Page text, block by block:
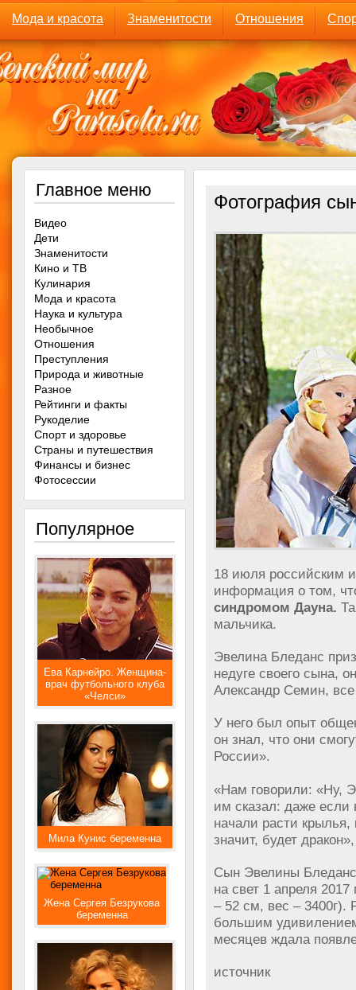
Мода и красота Знаменитости Отношения
Фотография
18 июля российским
информация о том,
синдромом Дауна.
мальчика.
Эвелина Бледанс
недуге своего сына,
Александр Семин,
У него был опыт
он знал, что они
России».
«Нам говорили: «Ну,
им сказал: даже если
начали расти
значит, будет
Сын Эвелины
на свет 1 апреля
– 52 см, вес – 3400г).
большим
месяцев ждала
источник
Главное меню
Видео
Дети
Знаменитости
Кино и ТВ
Кулинария
Мода и красота
Наука и культура
Необычное
Отношения
Преступления
Природа и животные
Разное
Рейтинги и факты
Рукоделие
Спорт и здоровье
Страны и путешествия
Финансы и бизнес
Фотосессии
Популярное
Ева Карнейро. Женщина-
врач футбольного клуба
«Челси»
Мила Кунис беременна
Жена Сергея Безрукова
беременна